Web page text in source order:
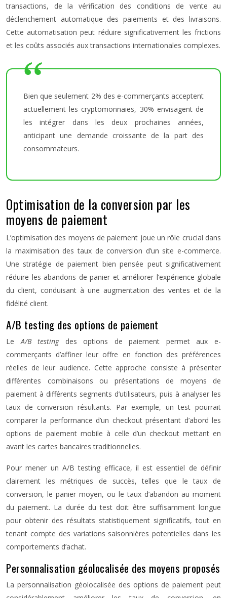
transactions, de la vérification des conditions de vente au
déclenchement automatique des paiements et des livraisons.
Cette automatisation peut réduire significativement les frictions
et les coûts associés aux transactions internationales complexes.
Bien que seulement 2% des e-commerçants acceptent
actuellement les cryptomonnaies, 30% envisagent de
les intégrer dans les deux prochaines années,
anticipant une demande croissante de la part des
consommateurs.
Optimisation de la conversion par les
moyens de paiement
L’optimisation des moyens de paiement joue un rôle crucial dans
la maximisation des taux de conversion d’un site e-commerce.
Une stratégie de paiement bien pensée peut significativement
réduire les abandons de panier et améliorer l’expérience globale
du client, conduisant à une augmentation des ventes et de la
fidélité client.
A/B testing des options de paiement
LeA/B testing des options de paiement permet aux e-
commerçants d’affiner leur offre en fonction des préférences
réelles de leur audience. Cette approche consiste à présenter
différentes combinaisons ou présentations de moyens de
paiement à différents segments d’utilisateurs, puis à analyser les
taux de conversion résultants. Par exemple, un test pourrait
comparer la performance d’un checkout présentant d’abord les
options de paiement mobile à celle d’un checkout mettant en
avant les cartes bancaires traditionnelles.
Pour mener un A/B testing efficace, il est essentiel de définir
clairement les métriques de succès, telles que le taux de
conversion, le panier moyen, ou le taux d’abandon au moment
du paiement. La durée du test doit être suffisamment longue
pour obtenir des résultats statistiquement significatifs, tout en
tenant compte des variations saisonnières potentielles dans les
comportements d’achat.
Personnalisation géolocalisée des moyens proposés
La personnalisation géolocalisée des options de paiement peut